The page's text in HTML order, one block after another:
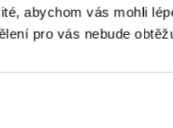
abychom vás mohli
pro vás nebude